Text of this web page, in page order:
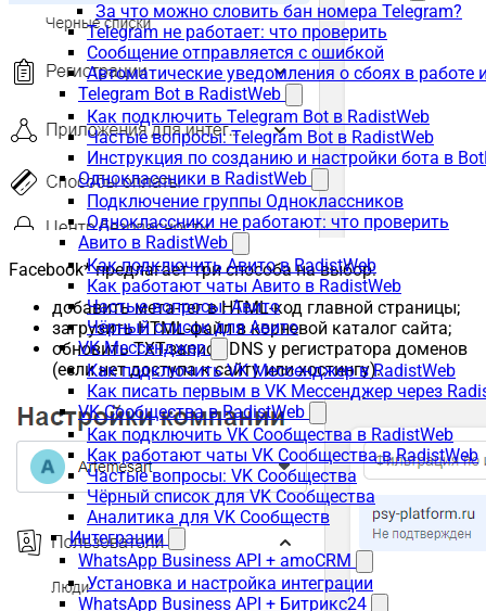
За что можно словить бан номера Telegram?
Telegram не работает: что проверить
Сообщение отправляется с ошибкой
Автоматические уведомления о сбоях в работе
Telegram Bot в RadistWeb
Как подключить Telegram Bot в RadistWeb
Частые вопросы: Telegram Bot в RadistWeb
Инструкция по созданию и настройки бота в
Одноклассники в RadistWeb
Подключение группы Одноклассников
Одноклассники не работают: что проверить
Авито в RadistWeb
Как подключить Авито в RadistWeb
Как работают чаты Авито в RadistWeb
Частые вопросы: Авито
Чёрный список для Авито
VK Мессенджер
Как подключить VK Мессенджер в RadistWeb
Как писать первым в VK Мессенджер через
VK Сообщества в RadistWeb
Как подключить VK Сообщества в RadistWeb
Как работают чаты VK Сообщества в RadistWeb
Частые вопросы: VK Сообщества
Чёрный список для VK Сообщества
Аналитика для VK Сообществ
Интеграции
WhatsApp Business API + amoCRM
Установка и настройка интеграции
WhatsApp Business API + Битрикс24
Facebook* предлагает три способа на выбор:
добавить мета-тег в HTML-код главной страницы;
загрузить HTML-файл в корневой каталог сайта;
обновить TXT-запись DNS у регистратора доменов
(если нет доступа к сайту или хостингу).